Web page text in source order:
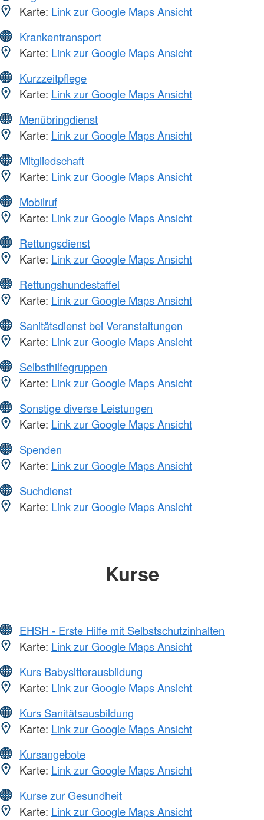
Karte: Link zur Google Maps Ansicht
Krankentransport
Karte: Link zur Google Maps Ansicht
Kurzzeitpflege
Karte: Link zur Google Maps Ansicht
Menübringdienst
Karte: Link zur Google Maps Ansicht
Mitgliedschaft
Karte: Link zur Google Maps Ansicht
Mobilruf
Karte: Link zur Google Maps Ansicht
Rettungsdienst
Karte: Link zur Google Maps Ansicht
Rettungshundestaffel
Karte: Link zur Google Maps Ansicht
Sanitätsdienst bei Veranstaltungen
Karte: Link zur Google Maps Ansicht
Selbsthilfegruppen
Karte: Link zur Google Maps Ansicht
Sonstige diverse Leistungen
Karte: Link zur Google Maps Ansicht
Spenden
Karte: Link zur Google Maps Ansicht
Suchdienst
Karte: Link zur Google Maps Ansicht
Kurse
EHSH - Erste Hilfe mit Selbstschutzinhalten
Karte: Link zur Google Maps Ansicht
Kurs Babysitterausbildung
Karte: Link zur Google Maps Ansicht
Kurs Sanitätsausbildung
Karte: Link zur Google Maps Ansicht
Kursangebote
Karte: Link zur Google Maps Ansicht
Kurse zur Gesundheit
Karte: Link zur Google Maps Ansicht